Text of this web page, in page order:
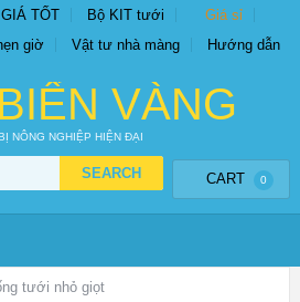
TỐT Bộ KIT tưới
Giá sỉ
giờ Vật tư nhà màng Hướng dẫn
VÀNG
NÔNG NGHIỆP HIỆN ĐẠI
CART 0
tưới nhỏ giọt